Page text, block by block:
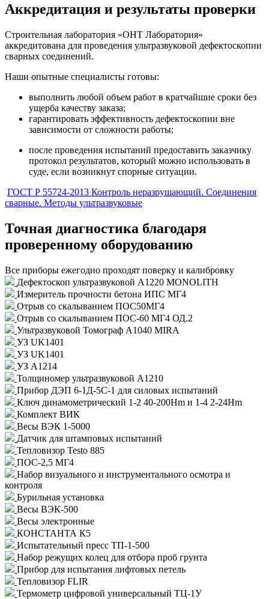
Аккредитация и результаты проверки
Строительная лаборатория «ОНТ Лаборатория»
аккредитована для проведения ультразвуковой дефектоскопии
сварных соединений.
Наши опытные специалисты готовы:
выполнить любой объем работ в кратчайшие сроки без
ущерба качеству заказа;
гарантировать эффективность дефектоскопии вне
зависимости от сложности работы;
после проведения испытаний предоставить заказчику
протокол результатов, который можно использовать в
суде, если возникнут спорные ситуации.
ГОСТ Р 55724-2013 Контроль неразрушающий. Соединения
сварные. Методы ультразвуковые
Точная диагностика благодаря
проверенному оборудованию
Все приборы ежегодно проходят поверку и калибровку
Дефектоскоп ультразвуковой А1220 MONOLITH
Измеритель прочности бетона ИПС МГ4
Отрыв со скалыванием ПОС50МГ4
Отрыв со скалыванием ПОС-60 МГ4 ОД.2
Ультразвуковой Томограф A1040 MIRA
УЗ UK1401
УЗ UK1401
УЗ А1214
Толщиномер ультразвуковой А1210
Прибор ДЭП 6-1Д-5С-1 для силовых испытаний
Ключ динамометрический 1-2 40-200Нm и 1-4 2-24Hm
Комплект ВИК
Весы ВЭК 1-5000
Датчик для штамповых испытаний
Тепловизор Testo 885
ПОС-2,5 МГ4
Набор визуального и инструментального осмотра и
контроля
Бурильная установка
Весы ВЭК-500
Весы электронные
КОНСТАНТА К5
Испытательный пресс ТП-1-500
Набор режущих колец для отбора проб грунта
Прибор для испытания лифтовых петель
Тепловизор FLIR
Термометр цифровой универсальный ТЦ-1У